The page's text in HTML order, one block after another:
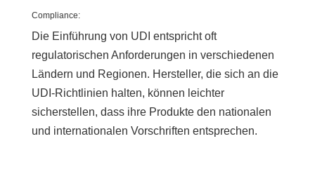
Compliance:
Die Einführung von UDI entspricht oft
regulatorischen Anforderungen in verschiedenen
Ländern und Regionen. Hersteller, die sich an die
UDI-Richtlinien halten, können leichter
sicherstellen, dass ihre Produkte den nationalen
und internationalen Vorschriften entsprechen.